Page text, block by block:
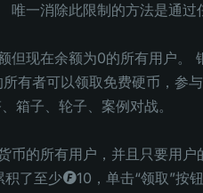
一消除此限制的方法是通过
但现在余额为0的所有用户
有者可以领取免费硬币，参
箱子、轮子、案例对战。
币的所有用户，并且只要用
了至少◎10，单击“领取”